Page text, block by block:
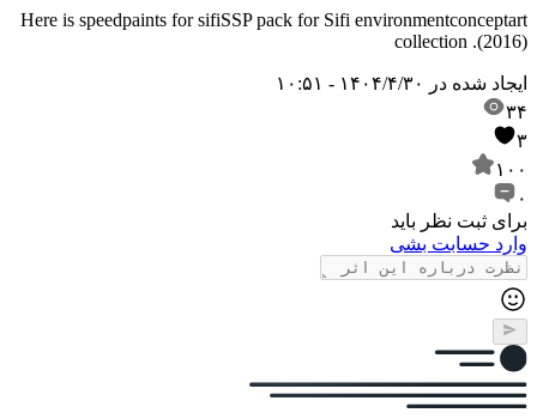
SSP pack for Sifi environmentconceptart
Here is speedpaints for sifi
collection .(2016)
ایجاد شده در
۱۴۰۴/۴/۳۰ - ۱۰:۵۱
۳۴
۳
۱۰۰
۰
برای ثبت نظر باید
وارد حسابت بشی